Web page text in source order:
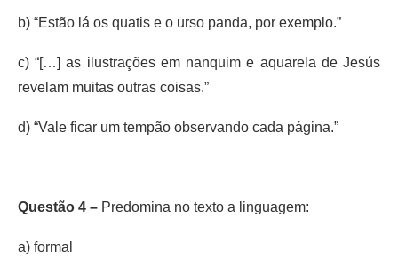
b) “Estão lá os quatis e o urso panda, por exemplo.”
c) “[…] as ilustrações em nanquim e aquarela de Jesús
revelam muitas outras coisas.”
d) “Vale ficar um tempão observando cada página.”
Questão 4 – Predomina no texto a linguagem:
a) formal